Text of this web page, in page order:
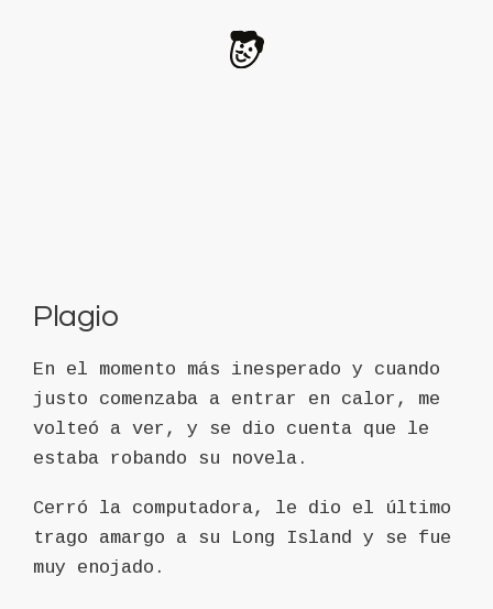
Plagio
En el momento más inesperado y cuando
justo comenzaba a entrar en calor, me
volteó a ver, y se dio cuenta que le
estaba robando su novela.
Cerró la computadora, le dio el último
trago amargo a su Long Island y se fue
muy enojado.